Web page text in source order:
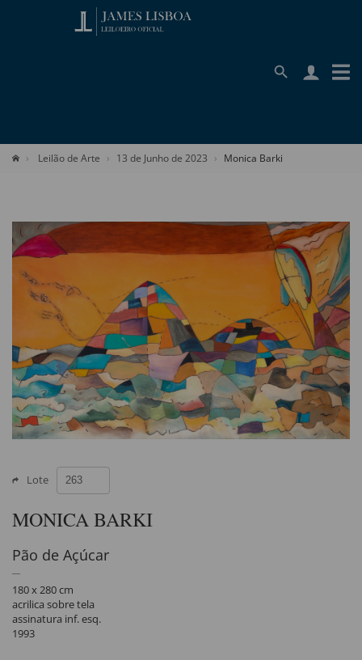
Leilão de Arte 13 de Junho de 2023 Monica Barki
Lote
MONICA BARKI
Pão de Açúcar
180 x 280 cm
acrilica sobre tela
assinatura inf. esq.
1993